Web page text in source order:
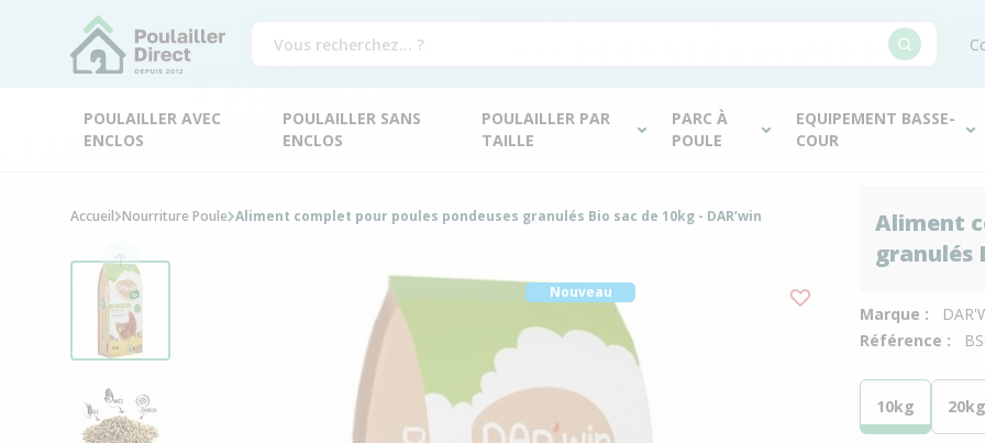
POULAILLER AVEC
ENCLOS
POULAILLER SANS
ENCLOS
POULAILLER PAR
TAILLE
PARC À
POULE
EQUIPEMENT BASSE-
COUR
Aliment
granulés
Marque :
Référence :
10kg 20kg
Accueil Nourriture Poule Aliment complet pour poules pondeuses granulés Bio sac de 10kg - DAR’win
Nouveau